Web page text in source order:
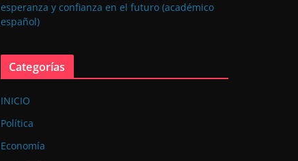
esperanza y confianza en el futuro (académico
español)
Categorías
INICIO
Política
Economía